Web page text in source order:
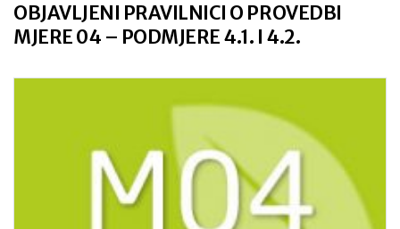
OBJAVLJENI PRAVILNICI O PROVEDBI
MJERE 04 – PODMJERE 4.1. I 4.2.